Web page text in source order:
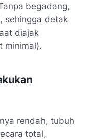
begadang,
sehingga detak
diajak
minimal).
rendah, tubuh
total,